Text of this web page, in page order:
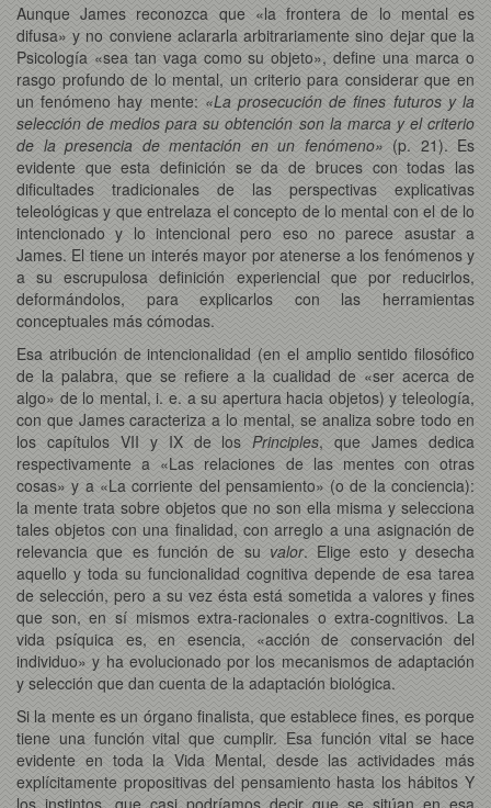
Aunque James reconozca que «la frontera de lo mental es
difusa» y no conviene aclararla arbitrariamente sino dejar que la
Psicología «sea tan vaga como su objeto», define una marca o
rasgo profundo de lo mental, un criterio para considerar que en
un fenómeno hay mente: «La prosecución de fines futuros y la
selección de medios para su obtención son la marca y el criterio
de la presencia de mentación en un fenómeno» (p. 21). Es
evidente que esta definición se da de bruces con todas las
dificultades tradicionales de las perspectivas explicativas
teleológicas y que entrelaza el concepto de lo mental con el de lo
intencionado y lo intencional pero eso no parece asustar a
James. El tiene un interés mayor por atenerse a los fenómenos y
a su escrupulosa definición experiencial que por reducirlos,
deformándolos, para explicarlos con las herramientas
conceptuales más cómodas.
Esa atribución de intencionalidad (en el amplio sentido filosófico
de la palabra, que se refiere a la cualidad de «ser acerca de
algo» de lo mental, i. e. a su apertura hacia objetos) y teleología,
con que James caracteriza a lo mental, se analiza sobre todo en
los capítulos VII y IX de los Principles, que James dedica
respectivamente a «Las relaciones de las mentes con otras
cosas» y a «La corriente del pensamiento» (o de la conciencia):
la mente trata sobre objetos que no son ella misma y selecciona
tales objetos con una finalidad, con arreglo a una asignación de
relevancia que es función de su valor. Elige esto y desecha
aquello y toda su funcionalidad cognitiva depende de esa tarea
de selección, pero a su vez ésta está sometida a valores y fines
que son, en sí mismos extra-racionales o extra-cognitivos. La
vida psíquica es, en esencia, «acción de conservación del
individuo» y ha evolucionado por los mecanismos de adaptación
y selección que dan cuenta de la adaptación biológica.
Si la mente es un órgano finalista, que establece fines, es porque
tiene una función vital que cumplir. Esa función vital se hace
evidente en toda la Vida Mental, desde las actividades más
explícitamente propositivas del pensamiento hasta los hábitos Y
los instintos, que casi podríamos decir que se sitúan en esa